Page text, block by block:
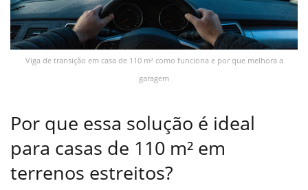
Viga de transição em casa de 110 m² como funciona e por que melhora a
garagem
Por que essa solução é ideal
para casas de 110 m² em
terrenos estreitos?